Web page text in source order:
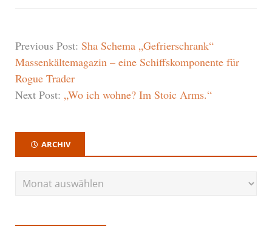
Previous Post: Sha Schema „Gefrierschrank“
Massenkältemagazin – eine Schiffskomponente für
Rogue Trader
Next Post: „Wo ich wohne? Im Stoic Arms.“
ARCHIV